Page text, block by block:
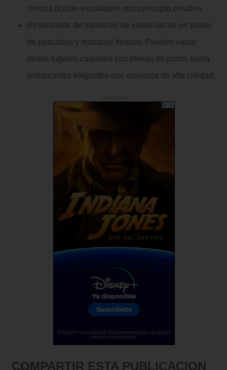
ciencia ficción o cualquier otro concepto creativo.
Restaurante de mariscos: se especializan en platos
de pescados y mariscos frescos. Pueden variar
desde lugares casuales con mesas de picnic hasta
restaurantes elegantes con mariscos de alta calidad.
COMPARTIR ESTA PUBLICACION